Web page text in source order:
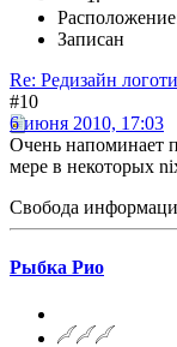
Записан
Re: Редизайн
#10
6 июня 2010, 17:03
Очень напоминает
мере в некоторых
Свобода
Рыбка Рио